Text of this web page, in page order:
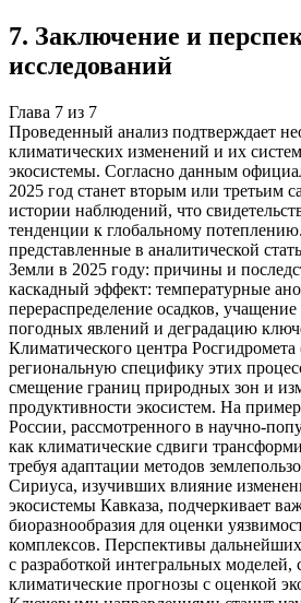
7. Заключение и
исследований
Глава 7 из 7
Проведенный анализ подтверждает
климатических изменений и их
экосистемы. Согласно данным
2025 год станет вторым или третьим
истории наблюдений, что
тенденции к глобальному
представленные в аналитической
Земли в 2025 году: причины и
каскадный эффект: температурные
перераспределение осадков,
погодных явлений и деградацию
Климатического центра
региональную специфику этих
смещение границ природных зон и
продуктивности экосистем. На
России, рассмотренного в научно-
как климатические сдвиги
требуя адаптации методов
Сириуса, изучивших влияние
экосистемы Кавказа, подчеркивает
биоразнообразия для оценки
комплексов. Перспективы
с разработкой интегральных
климатические прогнозы с оценкой